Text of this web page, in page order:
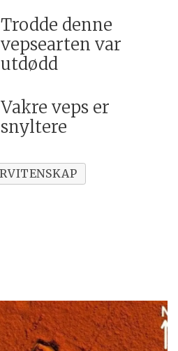
Trodde denne
vepsearten var
utdødd
Vakre veps er
snyltere